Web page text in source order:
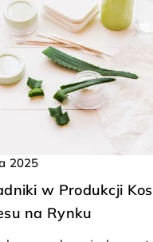
2025
w Produkcji
na Rynku